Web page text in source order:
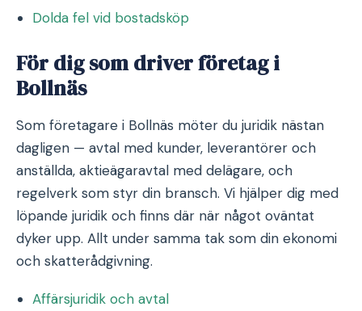
Dolda fel vid bostadsköp
För dig som driver företag i
Bollnäs
Som företagare i Bollnäs möter du juridik nästan
dagligen — avtal med kunder, leverantörer och
anställda, aktieägaravtal med delägare, och
regelverk som styr din bransch. Vi hjälper dig med
löpande juridik och finns där när något oväntat
dyker upp. Allt under samma tak som din ekonomi
och skatterådgivning.
Affärsjuridik och avtal